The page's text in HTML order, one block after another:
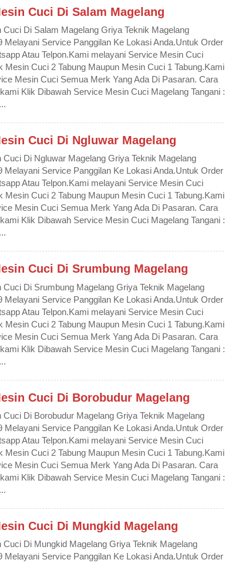
Cuci Di Salam Magelang
Cuci Di Salam Magelang Griya Teknik Magelang
Melayani Service Panggilan Ke Lokasi Anda.Untuk Order
Atau Telpon.Kami melayani Service Mesin Cuci
Mesin Cuci 2 Tabung Maupun Mesin Cuci 1 Tabung.Kami
Mesin Cuci Semua Merk Yang Ada Di Pasaran. Cara
Klik Dibawah Service Mesin Cuci Magelang Tangani :
Cuci Di Ngluwar Magelang
Cuci Di Ngluwar Magelang Griya Teknik Magelang
Melayani Service Panggilan Ke Lokasi Anda.Untuk Order
Atau Telpon.Kami melayani Service Mesin Cuci
Mesin Cuci 2 Tabung Maupun Mesin Cuci 1 Tabung.Kami
Mesin Cuci Semua Merk Yang Ada Di Pasaran. Cara
Klik Dibawah Service Mesin Cuci Magelang Tangani :
Cuci Di Srumbung Magelang
Cuci Di Srumbung Magelang Griya Teknik Magelang
Melayani Service Panggilan Ke Lokasi Anda.Untuk Order
Atau Telpon.Kami melayani Service Mesin Cuci
Mesin Cuci 2 Tabung Maupun Mesin Cuci 1 Tabung.Kami
Mesin Cuci Semua Merk Yang Ada Di Pasaran. Cara
Klik Dibawah Service Mesin Cuci Magelang Tangani :
Cuci Di Borobudur Magelang
Cuci Di Borobudur Magelang Griya Teknik Magelang
Melayani Service Panggilan Ke Lokasi Anda.Untuk Order
Atau Telpon.Kami melayani Service Mesin Cuci
Mesin Cuci 2 Tabung Maupun Mesin Cuci 1 Tabung.Kami
Mesin Cuci Semua Merk Yang Ada Di Pasaran. Cara
Klik Dibawah Service Mesin Cuci Magelang Tangani :
Cuci Di Mungkid Magelang
Cuci Di Mungkid Magelang Griya Teknik Magelang
Melayani Service Panggilan Ke Lokasi Anda.Untuk Order